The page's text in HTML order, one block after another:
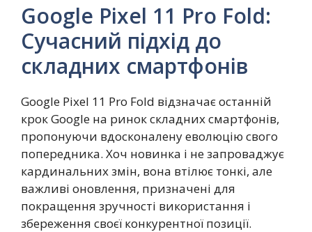
Google Pixel 11 Pro Fold:
Сучасний підхід до
складних смартфонів
Google Pixel 11 Pro Fold відзначає останній
крок Google на ринок складних смартфонів,
пропонуючи вдосконалену еволюцію свого
попередника. Хоч новинка і не запроваджує
кардинальних змін, вона втілює тонкі, але
важливі оновлення, призначені для
покращення зручності використання і
збереження своєї конкурентної позиції.